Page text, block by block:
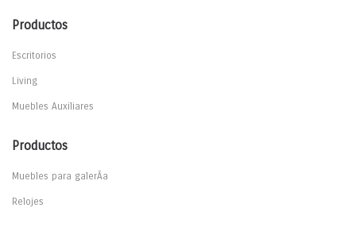
Productos
Escritorios
Living
Muebles Auxiliares
Productos
Muebles para galerÃ­a
Relojes